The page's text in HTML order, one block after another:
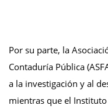
Por su parte, la
Contaduría Pública
a la investigación y al
mientras que el